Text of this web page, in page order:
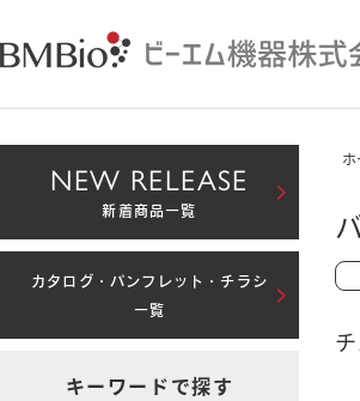
NEW RELEASE
新着商品一覧
カタログ・パンフレット・チラシ
一覧
キーワードで探す